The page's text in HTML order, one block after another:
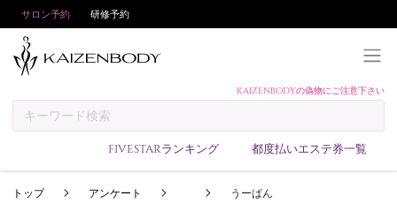
サロン予約 研修予約
KAIZENBODYの偽物にご注意下さい
FIVESTARランキング 都度払いエステ券一覧
予約方法
サロンランキング
トップ アンケート うーぱん